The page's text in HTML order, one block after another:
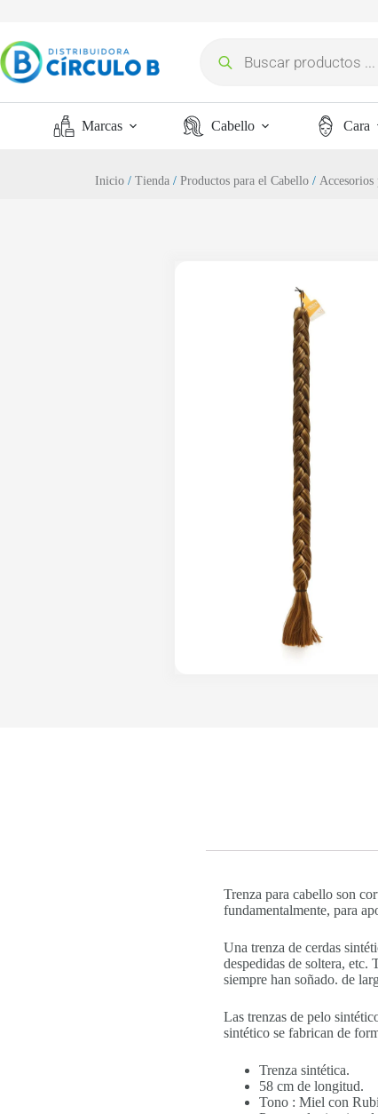
Marcas Cabello Cara
Inicio /Tienda /Productos para el Cabello /Accesorios
Trenza para cabello son
fundamentalmente, para
Una trenza de cerdas
despedidas de soltera, etc.
siempre han soñado. de
Las trenzas de pelo
sintético se fabrican de
Trenza sintética.
58 cm de longitud.
Tono : Miel con